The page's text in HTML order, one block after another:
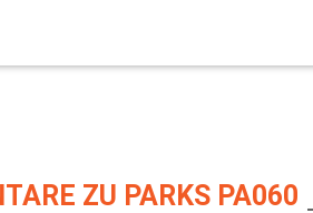
ZU PARKS PA060